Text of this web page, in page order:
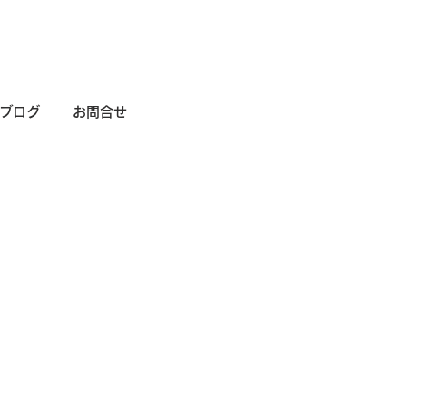
ブログ お問合せ